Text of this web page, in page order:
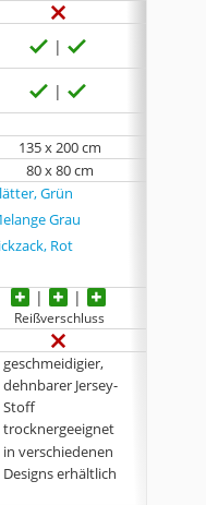
135 x 200 cm
80 x 80 cm
Grün
Grau
Rot
Reißverschluss
geschmeidigier,
dehnbarer Jersey-
Stoff
trocknergeeignet
in verschiedenen
Designs erhältlich